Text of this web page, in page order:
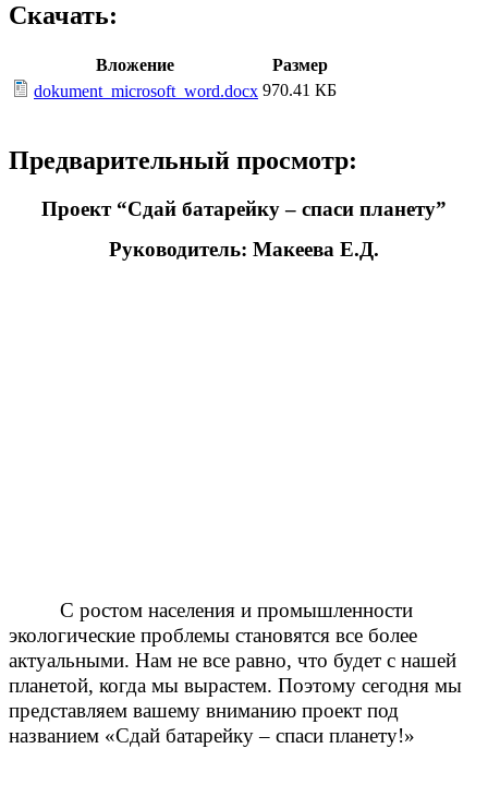
Скачать:
Вложение
Размер
dokument_microsoft_word.docx 970.41 КБ
Предварительный просмотр:
Проект “Сдай батарейку – спаси планету”
Руководитель: Макеева Е.Д.
С ростом населения и промышленности
экологические проблемы становятся все более
актуальными. Нам не все равно, что будет с нашей
планетой, когда мы вырастем. Поэтому сегодня мы
представляем вашему вниманию проект под
названием «Сдай батарейку – спаси планету!»